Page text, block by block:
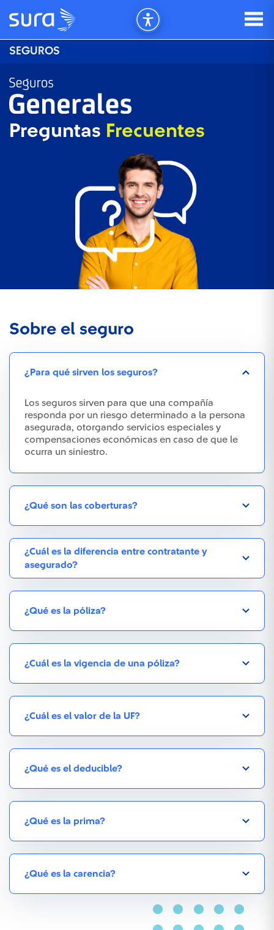
SEGUROS
Preguntas Frecuentes
Sobre el seguro
¿Para qué sirven los seguros?
Los seguros sirven para que una compañía
responda por un riesgo determinado a la persona
asegurada, otorgando servicios especiales y
compensaciones económicas en caso de que le
ocurra un siniestro.
¿Qué son las coberturas?
¿Cuál es la diferencia entre contratante y
asegurado?
¿Qué es la póliza?
¿Cuál es la vigencia de una póliza?
¿Cuál es el valor de la UF?
¿Qué es el deducible?
¿Qué es la prima?
¿Qué es la carencia?